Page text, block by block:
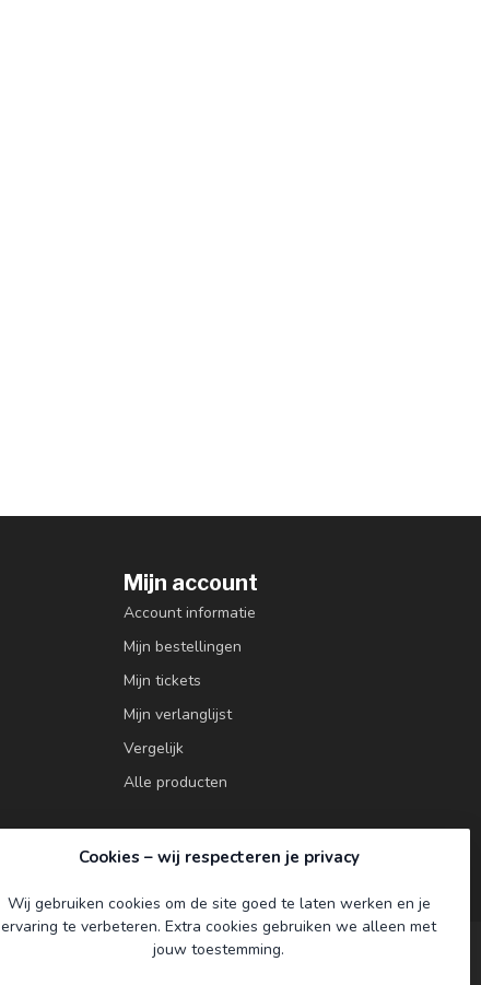
Mijn account
Account informatie
Mijn bestellingen
Mijn tickets
Mijn verlanglijst
Vergelijk
Alle producten
Cookies – wij respecteren je privacy
Wij gebruiken cookies om de site goed te laten werken en je
ervaring te verbeteren. Extra cookies gebruiken we alleen met
jouw toestemming.